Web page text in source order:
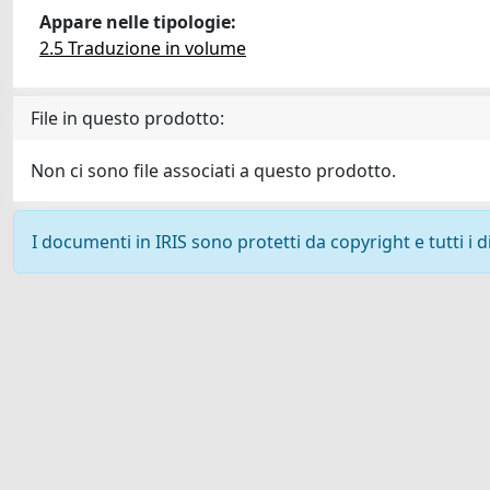
Appare nelle tipologie:
2.5 Traduzione in volume
File in questo prodotto:
Non ci sono file associati a questo prodotto.
I documenti in IRIS sono protetti da copyright e tutti i